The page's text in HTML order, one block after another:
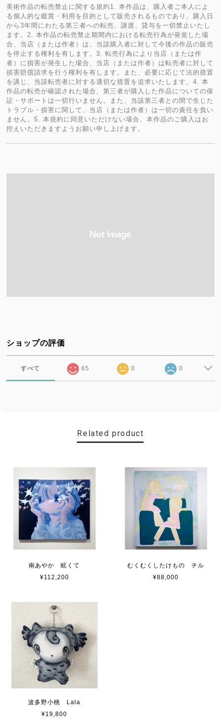
美術作品の転売禁止に関する規約1. 本作品は、購入者ご本人によ
る個人的な鑑賞・利用を目的として販売されるものであり、購入日
から3年間にわたる第三者への転売、譲渡、貸与を一切禁止いたし
ます。2. 本作品の転売禁止期間内における転売行為が発覚した場
合、当店（または作者）は、当該購入者に対して今後の作品の販売
を停止する権利を有します。3. 転売行為により当店（または作
者）に損害が発生した場合、当店（または作者）は転売者に対して
損害賠償請求を行う権利を有します。また、必要に応じて法的措置
を講じ、当該転売者に対する適切な措置を追求いたします。4. 本
作品の転売が確認された場合、第三者が購入した作品についての保
証・サポートは一切行いません。また、当該第三者との間で生じた
トラブル・損害に関して、当店（または作者）は一切の責任を負い
ません。5. 本規約に同意いただけない場合、本作品のご購入はお
控えいただきますようお願い申し上げます。
ショップの評価
すべて 65 0 0
Related product
南あやか 眩くて
¥112,200
むくむくしたけもの チル
¥88,000
波多野小桃 Lala
¥19,800